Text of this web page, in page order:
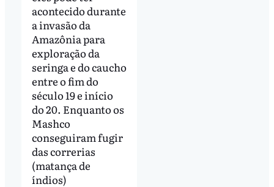
acontecido durante
a invasão da
Amazônia para
exploração da
seringa e do caucho
entre o fim do
século 19 e início
do 20. Enquanto os
Mashco
conseguiram fugir
das correrias
(matança de
índios)